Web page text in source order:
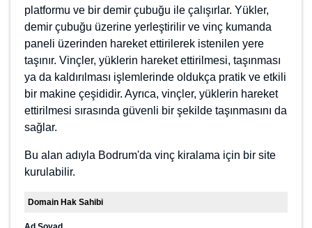
platformu ve bir demir çubuğu ile çalışırlar. Yükler,
demir çubuğu üzerine yerleştirilir ve vinç kumanda
paneli üzerinden hareket ettirilerek istenilen yere
taşınır. Vinçler, yüklerin hareket ettirilmesi, taşınması
ya da kaldırılması işlemlerinde oldukça pratik ve etkili
bir makine çeşididir. Ayrıca, vinçler, yüklerin hareket
ettirilmesi sırasında güvenli bir şekilde taşınmasını da
sağlar.
Bu alan adıyla Bodrum'da vinç kiralama için bir site
kurulabilir.
Domain Hak Sahibi